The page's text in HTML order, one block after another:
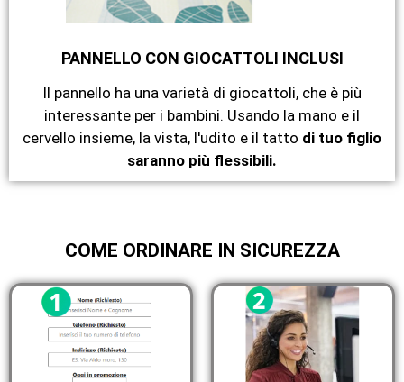
PANNELLO CON GIOCATTOLI INCLUSI
Il pannello ha una varietà di giocattoli, che è più
interessante per i bambini. Usando la mano e il
cervello insieme, la vista, l'udito e il tatto di tuo figlio
saranno più flessibili.
COME ORDINARE IN SICUREZZA